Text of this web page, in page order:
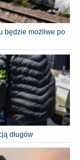
będzie możliwe po
długów